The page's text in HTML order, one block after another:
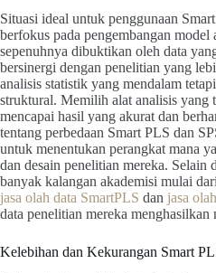
Situasi ideal untuk penggunaan
berfokus pada pengembangan
sepenuhnya dibuktikan oleh data
bersinergi dengan penelitian yang
analisis statistik yang mendalam
struktural. Memilih alat analisis yang
mencapai hasil yang akurat dan
tentang perbedaan Smart PLS dan
untuk menentukan perangkat mana
dan desain penelitian mereka. Selain
banyak kalangan akademisi mulai
jasa olah data SmartPLS dan jasa
data penelitian mereka
Kelebihan dan Kekurangan Smart